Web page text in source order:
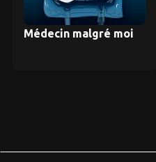
Médecin malgré moi